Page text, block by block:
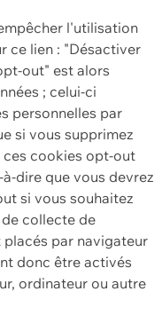
l'utilisation
ce lien : "Désactiver
out" est alors
; celui-ci
personnelles par
si vous supprimez
cookies opt-out
dire que vous devrez
si vous souhaitez
collecte de
par navigateur
donc être activés
ordinateur ou autre